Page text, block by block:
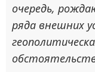
очередь,
ряда внешних